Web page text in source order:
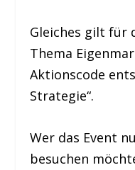
Gleiches gilt für
Thema
Aktionscode
Strategie“.
Wer das Event
besuchen